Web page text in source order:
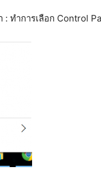
ทำการเลือก Control